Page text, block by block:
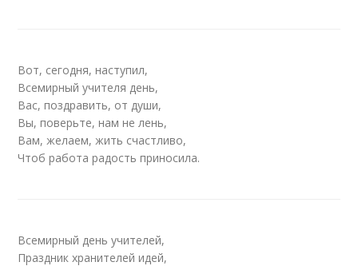
Вот, сегодня, наступил,
Всемирный учителя день,
Вас, поздравить, от души,
Вы, поверьте, нам не лень,
Вам, желаем, жить счастливо,
Чтоб работа радость приносила.
Всемирный день учителей,
Праздник хранителей идей,